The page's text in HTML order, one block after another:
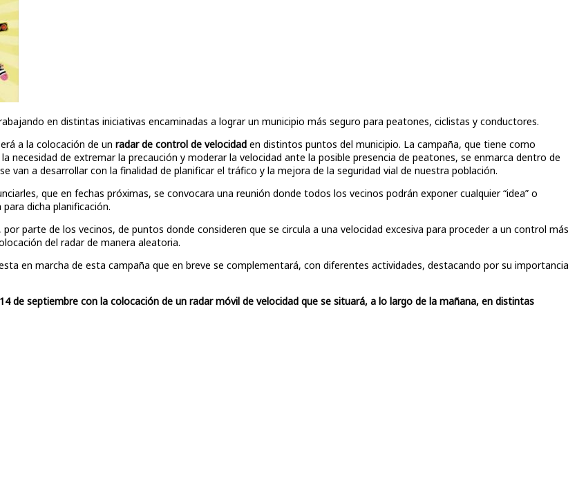
en distintas iniciativas encaminadas a lograr un municipio más seguro para peatones, ciclistas y conductores.
a la colocación de un radar de control de velocidad en distintos puntos del municipio. La campaña, que tiene como
necesidad de extremar la precaución y moderar la velocidad ante la posible presencia de peatones, se enmarca dentro de
van a desarrollar con la finalidad de planificar el tráfico y la mejora de la seguridad vial de nuestra población.
que en fechas próximas, se convocara una reunión donde todos los vecinos podrán exponer cualquier “idea” o
dicha planificación.
parte de los vecinos, de puntos donde consideren que se circula a una velocidad excesiva para proceder a un control más
del radar de manera aleatoria.
en marcha de esta campaña que en breve se complementará, con diferentes actividades, destacando por su importancia
de septiembre con la colocación de un radar móvil de velocidad que se situará, a lo largo de la mañana, en distintas